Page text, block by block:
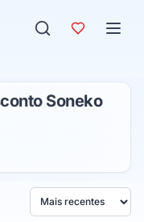
Soneko
5 estrelas
Ordenar por